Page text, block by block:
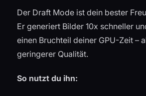
Der Draft Mode ist dein bester
Er generiert Bilder 10x schneller
einen Bruchteil deiner GPU-Zeit –
geringerer Qualität.
So nutzt du ihn: